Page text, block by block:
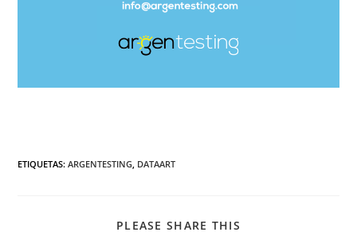
ETIQUETAS:ARGENTESTING, DATAART
PLEASE SHARE THIS